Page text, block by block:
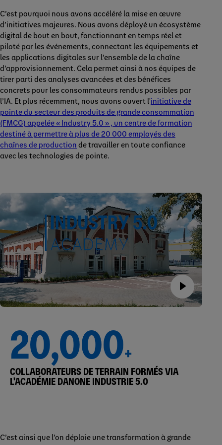
C’est pourquoi nous avons accéléré la mise en œuvre
d’initiatives majeures. Nous avons déployé un écosystème
digital de bout en bout, fonctionnant en temps réel et
piloté par les événements, connectant les équipements et
les applications digitales sur l’ensemble de la chaîne
d’approvisionnement. Cela permet ainsi à nos équipes de
tirer parti des analyses avancées et des bénéfices
concrets pour les consommateurs rendus possibles par
l’IA. Et plus récemment, nous avons ouvert l'initiative de
pointe du secteur des produits de grande consommation
(FMCG) appelée « Industry 5.0 » , un centre de formation
destiné à permettre à plus de 20 000 employés des
chaînes de production de travailler en toute confiance
avec les technologies de pointe.
20,000+
COLLABORATEURS DE TERRAIN FORMÉS VIA
L'ACADÉMIE DANONE INDUSTRIE 5.0
C’est ainsi que l’on déploie une transformation à grande